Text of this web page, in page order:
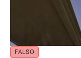
FALSO